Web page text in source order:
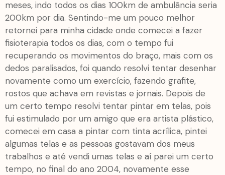
meses, indo todos os dias 100km de ambulância seria
200km por dia. Sentindo-me um pouco melhor
retornei para minha cidade onde comecei a fazer
fisioterapia todos os dias, com o tempo fui
recuperando os movimentos do braço, mais com os
dedos paralisados, foi quando resolvi tentar desenhar
novamente como um exercício, fazendo grafite,
rostos que achava em revistas e jornais. Depois de
um certo tempo resolvi tentar pintar em telas, pois
fui estimulado por um amigo que era artista plástico,
comecei em casa a pintar com tinta acrílica, pintei
algumas telas e as pessoas gostavam dos meus
trabalhos e até vendi umas telas e aí parei um certo
tempo, no final do ano 2004, novamente esse